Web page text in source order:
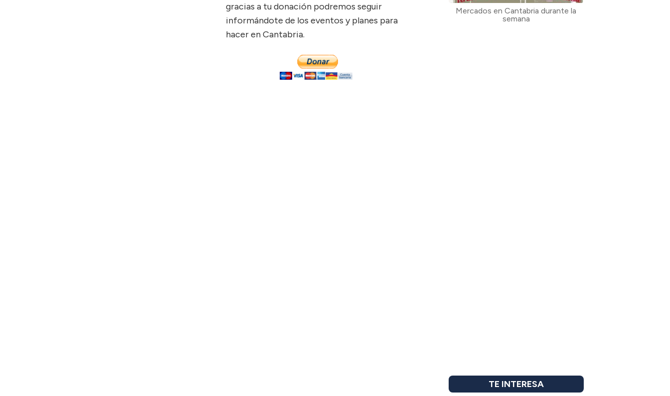
gracias a tu donación podremos seguir
informándote de los eventos y planes para
hacer en Cantabria.
Mercados en Cantabria durante la
semana
TE INTERESA